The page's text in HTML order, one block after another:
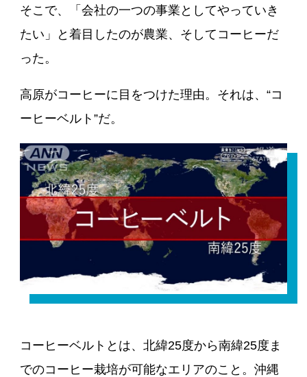
そこで、「会社の一つの事業としてやっていき
たい」と着目したのが農業、そしてコーヒーだ
った。
高原がコーヒーに目をつけた理由。それは、“コ
ーヒーベルト”だ。
コーヒーベルトとは、北緯25度から南緯25度ま
でのコーヒー栽培が可能なエリアのこと。沖縄